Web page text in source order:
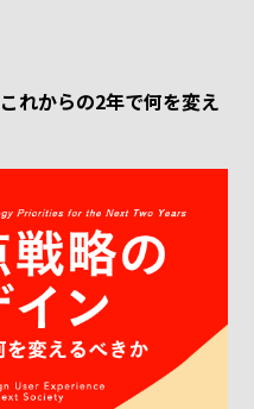
れからの2年で何を変え